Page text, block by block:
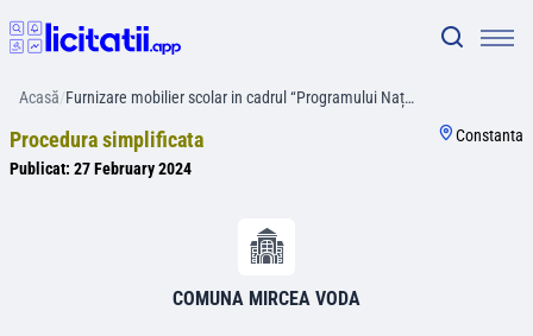
Acasă/Furnizare mobilier scolar in cadrul “Programului Naț…
Procedura simplificata
Publicat: 27 February 2024
Constanta
COMUNA MIRCEA VODA